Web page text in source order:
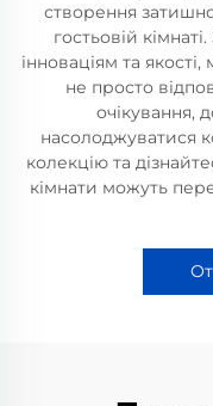
створення
гостьовій
інноваціям та
не просто
очікування,
насолоджуватися
колекцію та
кімнати можуть